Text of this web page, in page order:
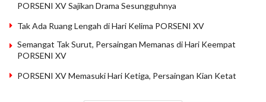
PORSENI XV Sajikan Drama Sesungguhnya
Tak Ada Ruang Lengah di Hari Kelima PORSENI XV
Semangat Tak Surut, Persaingan Memanas di Hari Keempat
PORSENI XV
PORSENI XV Memasuki Hari Ketiga, Persaingan Kian Ketat